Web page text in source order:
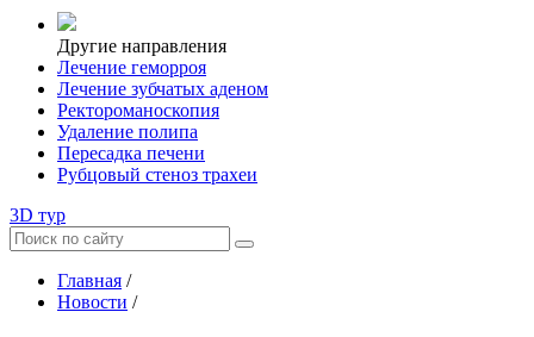
Другие направления
Лечение геморроя
Лечение зубчатых аденом
Ректороманоскопия
Удаление полипа
Пересадка печени
Рубцовый стеноз трахеи
3D тур
Главная /
Новости /